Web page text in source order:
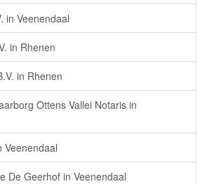
in Veenendaal
in Rhenen
in Rhenen
Ottens Vallei Notaris in
Veenendaal
De Geerhof in Veenendaal